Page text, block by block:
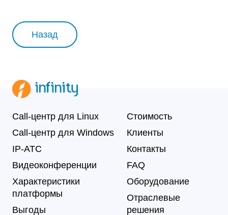
Назад
Call-центр для Linux
Call-центр для Windows
IP-АТС
Видеоконференции
Характеристики
платформы
Выгоды
Стоимость
Клиенты
Контакты
FAQ
Оборудование
Отраслевые
решения